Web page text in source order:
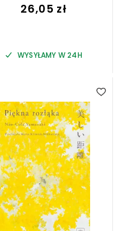
26,05 zł
WYSYŁAMY W 24H